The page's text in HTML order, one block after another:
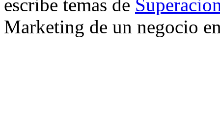
escribe temas de
Marketing de un negocio